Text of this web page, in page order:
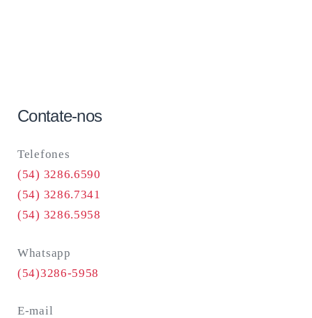
Contate-nos
Telefones
(54) 3286.6590
(54) 3286.7341
(54) 3286.5958
Whatsapp
(54)3286-5958
E-mail